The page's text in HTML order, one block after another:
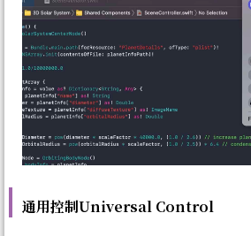
通用控制Universal Control